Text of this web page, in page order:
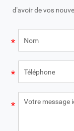
d'avoir de vos